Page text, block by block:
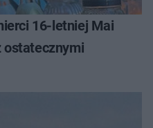
16-letniej Mai
ostatecznymi